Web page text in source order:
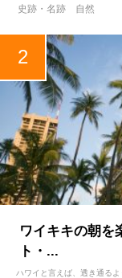
史跡・名跡
自然
ワイキキの朝を
ト・...
ハワイと言えば、透き通る